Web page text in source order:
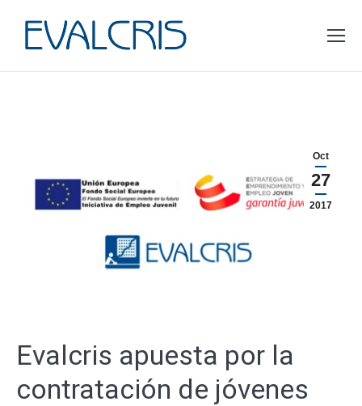
Oct
27
2017
Evalcris apuesta por la
contratación de jóvenes